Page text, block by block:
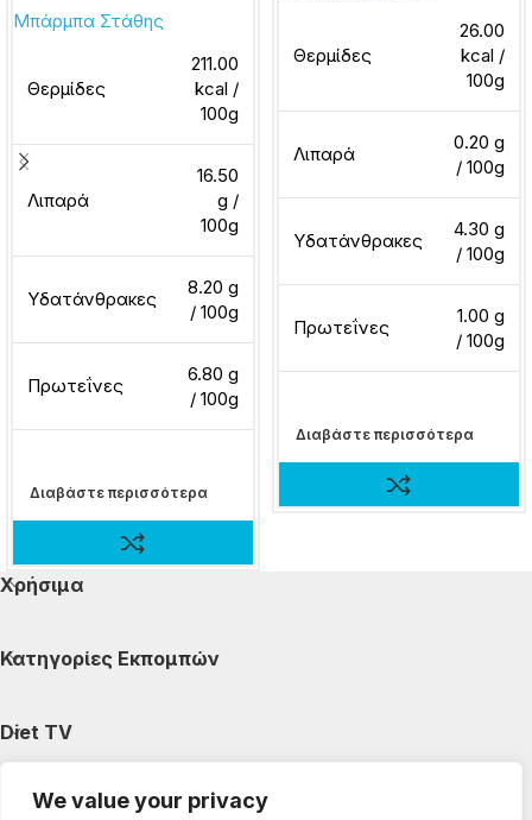
We value your privacy
Μπάρμπα Στάθης
Θερμίδες
211.00
kcal /
100g
Λιπαρά
16.50
g /
100g
Υδατάνθρακες
8.20 g
/ 100g
Πρωτεΐνες
6.80 g
/ 100g
Διαβάστε περισσότερα
Θερμίδες
26.00
kcal /
100g
Λιπαρά
0.20 g
/ 100g
Υδατάνθρακες
4.30 g
/ 100g
Πρωτεΐνες
1.00 g
/ 100g
Διαβάστε περισσότερα
Χρήσιμα
Κατηγορίες Εκπομπών
Diet TV
Κατηγορίες Άρθρων